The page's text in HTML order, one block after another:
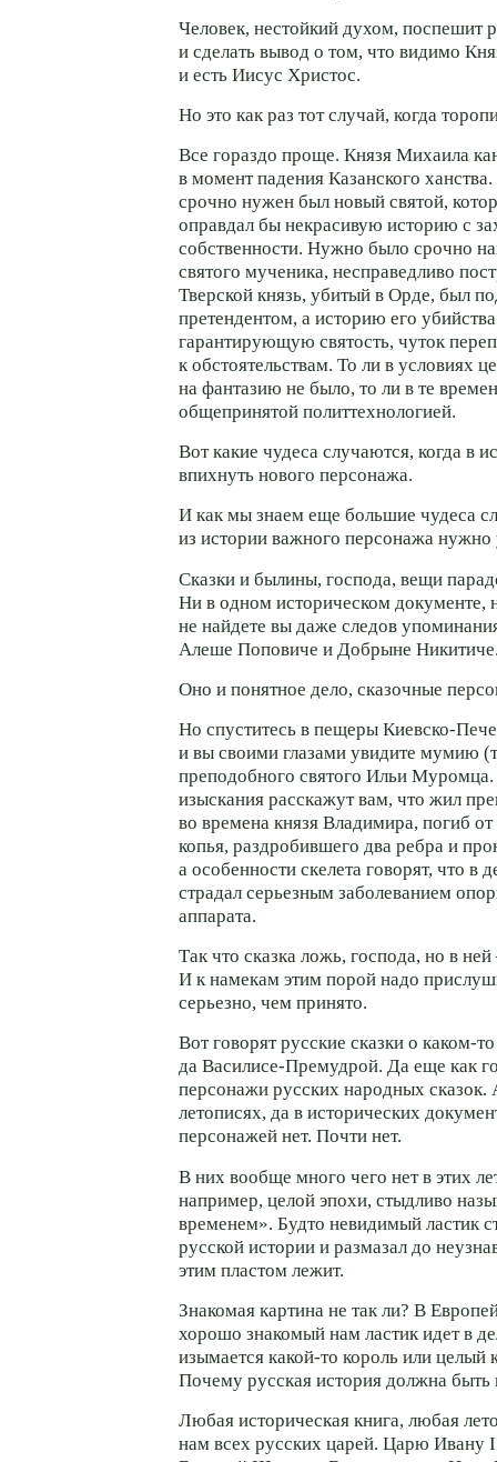
Человек, нестойкий духом, поспешит
и сделать вывод о том, что видимо
и есть Иисус Христос.
Но это как раз тот случай, когда
Все гораздо проще. Князя Михаила
в момент падения Казанского
срочно нужен был новый святой,
оправдал бы некрасивую историю с
собственности. Нужно было срочно
святого мученика, несправедливо
Тверской князь, убитый в Орде, был
претендентом, а историю его
гарантирующую святость, чуток
к обстоятельствам. То ли в условиях
на фантазию не было, то ли в те
общепринятой политтехнологией.
Вот какие чудеса случаются, когда в
впихнуть нового персонажа.
И как мы знаем еще большие чудеса
из истории важного персонажа нужно
Сказки и былины, господа, вещи
Ни в одном историческом документе,
не найдете вы даже следов
Алеше Поповиче и Добрыне
Оно и понятное дело, сказочные
Но спуститесь в пещеры Киевско-
и вы своими глазами увидите
преподобного святого Ильи
изыскания расскажут вам, что жил
во времена князя Владимира, погиб
копья, раздробившего два ребра и
а особенности скелета говорят, что в
страдал серьезным заболеванием
аппарата.
Так что сказка ложь, господа, но в
И к намекам этим порой надо
серьезно, чем принято.
Вот говорят русские сказки о каком-
да Василисе-Премудрой. Да еще как
персонажи русских народных сказок.
летописях, да в исторических
персонажей нет. Почти нет.
В них вообще много чего нет в этих
например, целой эпохи, стыдливо
временем». Будто невидимый ластик
русской истории и размазал до
этим пластом лежит.
Знакомая картина не так ли? В
хорошо знакомый нам ластик идет в
изымается какой-то король или целый
Почему русская история должна
Любая историческая книга, любая
нам всех русских царей. Царю Ивану